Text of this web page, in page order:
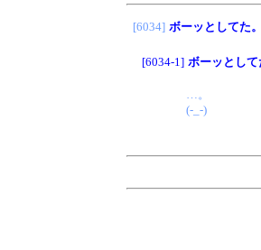
[6034] ボーッとしてた。
[6034-1] ボーッとして
…。
(-_-)